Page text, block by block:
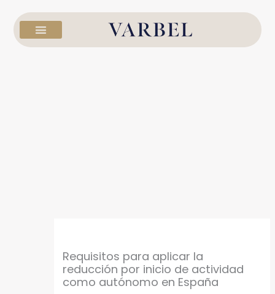
contenido
Requisitos para aplicar la
reducción por inicio de actividad
como autónomo en España